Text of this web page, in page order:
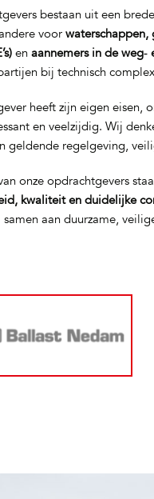
bestaan uit een
voor
enaannemers in de
bij technisch
heeft zijn eigen eisen,
en veelzijdig. Wij
geldende regelgeving,
onze opdrachtgevers
kwaliteit en duidelijke
aan duurzame,